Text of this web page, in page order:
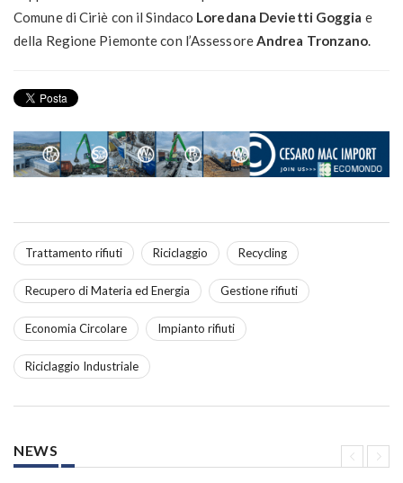
Comune di Ciriè con il Sindaco Loredana Devietti Goggia e
della Regione Piemonte con l’AssessoreAndrea Tronzano.
Trattamento rifiuti Riciclaggio Recycling
Recupero di Materia ed Energia Gestione rifiuti
Economia Circolare Impianto rifiuti
Riciclaggio Industriale
NEWS